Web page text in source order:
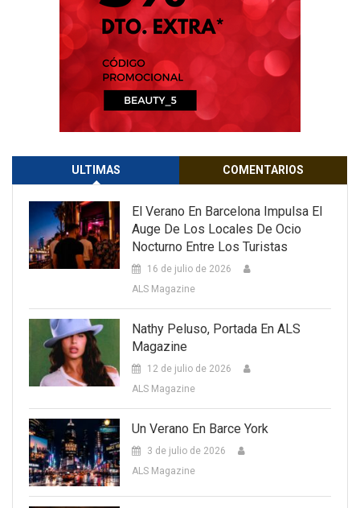
ULTIMAS COMENTARIOS
El Verano En Barcelona Impulsa El
Auge De Los Locales De Ocio
Nocturno Entre Los Turistas
16 de julio de 2026
ALS Magazine
Nathy Peluso, Portada En ALS
Magazine
12 de julio de 2026
ALS Magazine
Un Verano En Barce York
3 de julio de 2026
ALS Magazine